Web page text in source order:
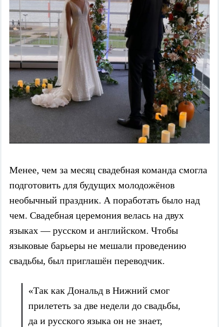
Менее, чем за месяц свадебная команда смогла
подготовить для будущих молодожёнов
необычный праздник. А поработать было над
чем. Свадебная церемония велась на двух
языках — русском и английском. Чтобы
языковые барьеры не мешали проведению
свадьбы, был приглашён переводчик.
«Так как Дональд в Нижний смог
прилететь за две недели до свадьбы,
да и русского языка он не знает,